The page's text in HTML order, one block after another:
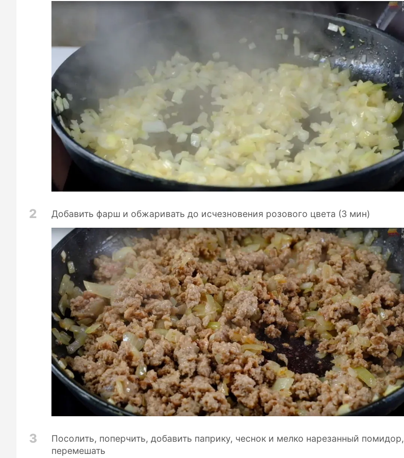
2 Добавить фарш и обжаривать до исчезновения розового цвета (3 мин)
3
Посолить, поперчить, добавить паприку, чеснок и мелко нарезанный помидор,
перемешать